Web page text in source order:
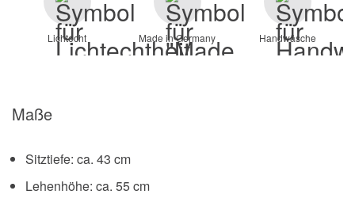
Lichtecht Made in Germany Handwäsche
Maße
Sitztiefe: ca. 43 cm
Lehenhöhe: ca. 55 cm